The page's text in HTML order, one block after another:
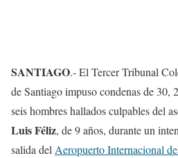
SANTIAGO.- El Tercer Tribunal
de Santiago impuso condenas de 30,
seis hombres hallados culpables del
Luis Féliz, de 9 años, durante un
salida delAeropuerto Internacional